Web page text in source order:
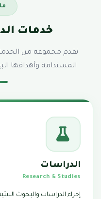
خدمات
نقدم مجموعة من
المستدامة وأهدافها
الدراسات
Research & Studies
إجراء الدراسات والبحوث